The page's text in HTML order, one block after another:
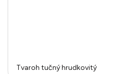
Tvaroh tučný hrudkovitý